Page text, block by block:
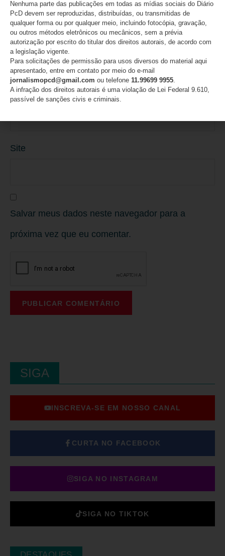
Nome*
E-mail*
Site
Salvar meus dados neste navegador para a
próxima vez que eu comentar.
SIGA
INSCREVA-SE EM NOSSO CANAL
CURTA NO FACEBOOK
SIGA NO INSTAGRAM
SIGA NO TIKTOK
Nenhuma parte das publicações em todas as mídias sociais do Diário
PcD devem ser reproduzidas, distribuídas, ou transmitidas de
qualquer forma ou por qualquer meio, incluindo fotocópia, gravação,
ou outros métodos eletrônicos ou mecânicos, sem a prévia
autorização por escrito do titular dos direitos autorais, de acordo com
a legislação vigente.
Para solicitações de permissão para usos diversos do material aqui
apresentado, entre em contato por meio do e-mail
jornalismopcd@gmail.com ou telefone 11.99699 9955.
A infração dos direitos autorais é uma violação de Lei Federal 9.610,
passível de sanções civis e criminais.